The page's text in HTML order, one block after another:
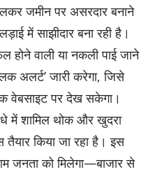
जमीन पर असरदार बनाने
में साझीदार बना रही है।
वाली या नकली पाई जाने
अलर्ट’ जारी करेगा, जिसे
वेबसाइट पर देख सकेगा।
में शामिल थोक और खुदरा
किया जा रहा है। इस
जनता को मिलेगा—बाजार से